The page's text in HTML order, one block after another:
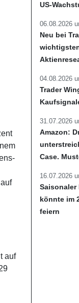
auf
US-
06.08.2026
Neu bei
04.08.2026
Trader
31.07.2026
Amazon:
Case.
16.07.2026
Saisonaler
könnte im
feiern